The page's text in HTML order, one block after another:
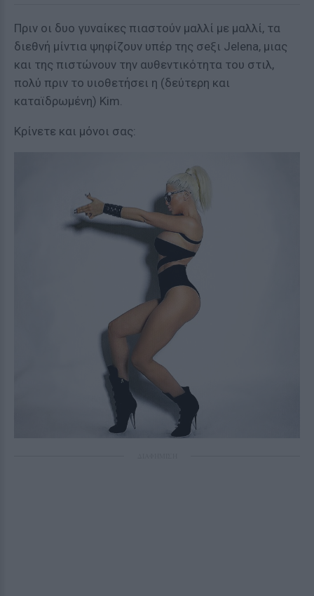
Πριν οι δυο γυναίκες πιαστούν μαλλί με μαλλί, τα
διεθνή μίντια ψηφίζουν υπέρ της σeξι Jelena, μιας
και της πιστώνουν την αυθεντικότητα του στιλ,
πολύ πριν το υιοθετήσει η (δεύτερη και
καταϊδρωμένη) Kim.
Κρίνετε και μόνοι σας: